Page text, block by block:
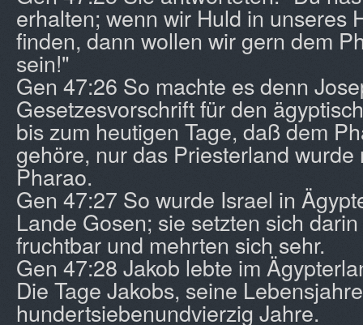
erhalten; wenn wir Huld in unseres
finden, dann wollen wir gern dem
sein!"
Gen 47:26 So machte es denn
Gesetzesvorschrift für den
bis zum heutigen Tage, daß dem
gehöre, nur das Priesterland
Pharao.
Gen 47:27 So wurde Israel in
Lande Gosen; sie setzten sich
fruchtbar und mehrten sich sehr.
Gen 47:28 Jakob lebte im
Die Tage Jakobs, seine
hundertsiebenundvierzig Jahre.